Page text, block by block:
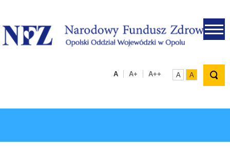
.
A A+ A++ A A